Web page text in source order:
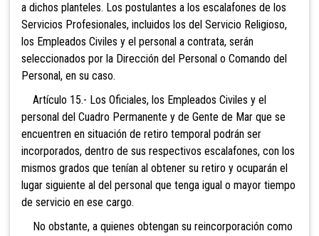
a dichos planteles. Los postulantes a los escalafones de los
Servicios Profesionales, incluidos los del Servicio Religioso,
los Empleados Civiles y el personal a contrata, serán
seleccionados por la Dirección del Personal o Comando del
Personal, en su caso.
Artículo 15.- Los Oficiales, los Empleados Civiles y el
personal del Cuadro Permanente y de Gente de Mar que se
encuentren en situación de retiro temporal podrán ser
incorporados, dentro de sus respectivos escalafones, con los
mismos grados que tenían al obtener su retiro y ocuparán el
lugar siguiente al del personal que tenga igual o mayor tiempo
de servicio en ese cargo.
No obstante, a quienes obtengan su reincorporación como